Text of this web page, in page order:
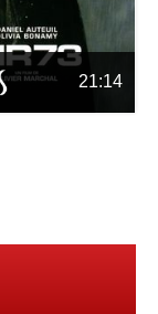
21:14